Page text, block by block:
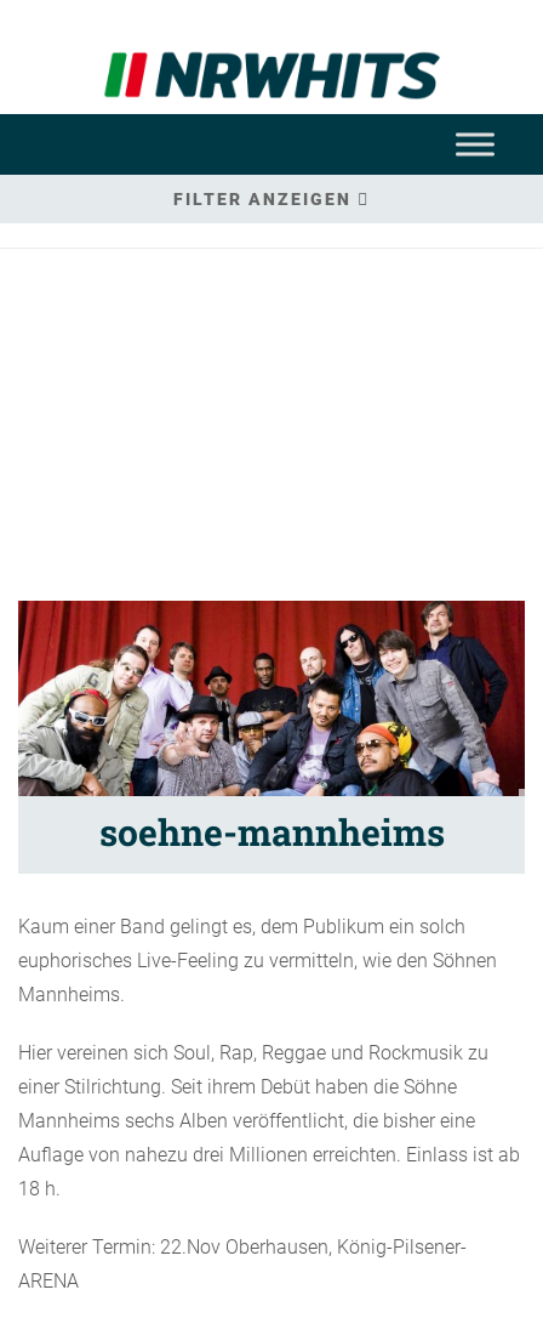
FILTER ANZEIGEN
soehne-mannheims
Kaum einer Band gelingt es, dem Publikum ein solch
euphorisches Live-Feeling zu vermitteln, wie den Söhnen
Mannheims.
Hier vereinen sich Soul, Rap, Reggae und Rockmusik zu
einer Stilrichtung. Seit ihrem Debüt haben die Söhne
Mannheims sechs Alben veröffentlicht, die bisher eine
Auflage von nahezu drei Millionen erreichten. Einlass ist ab
18 h.
Weiterer Termin: 22.Nov Oberhausen, König-Pilsener-
ARENA